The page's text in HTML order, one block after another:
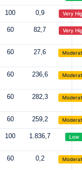
100 0,9 Very
60 82,7 Very
60 27,6
60 236,6
60 282,3
60 259,2
100 1.836,7 Low
60 0,2